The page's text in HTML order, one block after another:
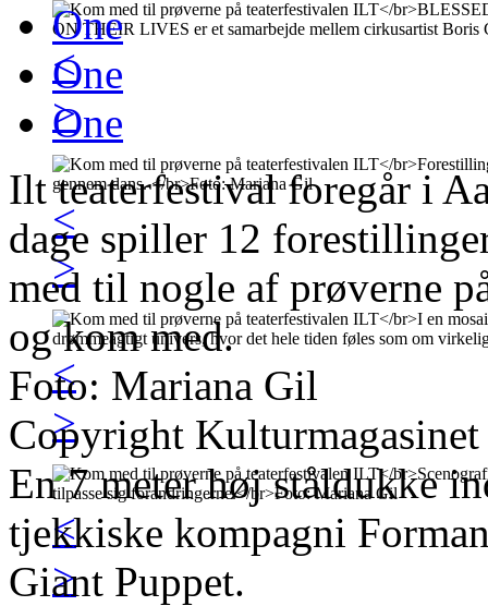
<
>
<
>
<
>
<
>
One
One
One
Ilt teaterfestival foregår i
dage spiller 12
med til nogle af prøverne
og kom med.
Foto: Mariana Gil
Copyright
En 7 meter høj ståldukke
tjekkiske kompagni
Giant Puppet.